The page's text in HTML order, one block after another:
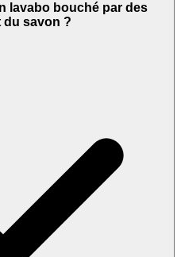
lavabo bouché par des
du savon ?